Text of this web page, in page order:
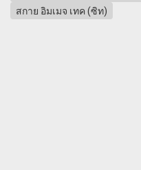
สกาย อิมเมจ เทค (ซิท)